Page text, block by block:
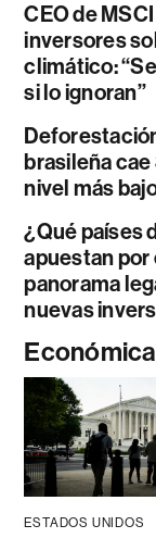
CEO de
inversores
climático:
si lo ignoran”
brasileña cae
nivel más
¿Qué países
apuestan por
panorama
nuevas
ESTADOS UNIDOS